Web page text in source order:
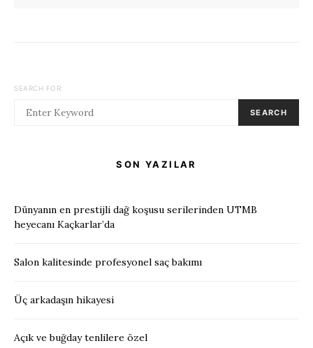
SEARCH FOR:
SEARCH
SON YAZILAR
Dünyanın en prestijli dağ koşusu serilerinden UTMB
heyecanı Kaçkarlar’da
Salon kalitesinde profesyonel saç bakımı
Üç arkadaşın hikayesi
Açık ve buğday tenlilere özel